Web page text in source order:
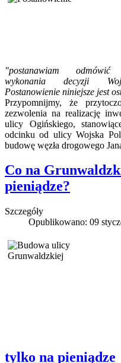
"postanawiam odmówić
wykonania decyzji
Postanowienie niniejsze jest
Przypomnijmy, że
zezwolenia na realizację
ulicy Ogińskiego,
odcinku od ulicy Wojska
budowę węzła drogowego
Co na
pieniądze?
Szczegóły
Opublikowano: 09
tylko na pieniądze